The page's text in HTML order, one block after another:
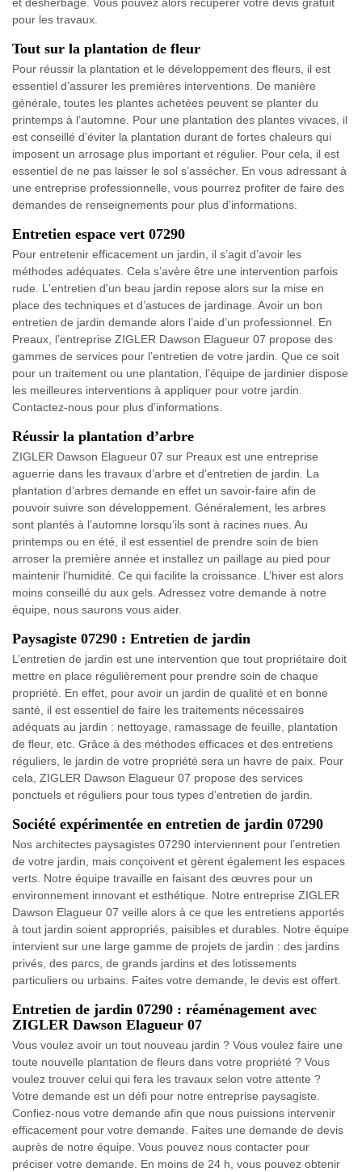
et désherbage. Vous pouvez alors récupérer votre devis gratuit
pour les travaux.
Tout sur la plantation de fleur
Pour réussir la plantation et le développement des fleurs, il est
essentiel d’assurer les premières interventions. De manière
générale, toutes les plantes achetées peuvent se planter du
printemps à l’automne. Pour une plantation des plantes vivaces, il
est conseillé d’éviter la plantation durant de fortes chaleurs qui
imposent un arrosage plus important et régulier. Pour cela, il est
essentiel de ne pas laisser le sol s’assécher. En vous adressant à
une entreprise professionnelle, vous pourrez profiter de faire des
demandes de renseignements pour plus d’informations.
Entretien espace vert 07290
Pour entretenir efficacement un jardin, il s’agit d’avoir les
méthodes adéquates. Cela s’avère être une intervention parfois
rude. L'entretien d'un beau jardin repose alors sur la mise en
place des techniques et d’astuces de jardinage. Avoir un bon
entretien de jardin demande alors l’aide d’un professionnel. En
Preaux, l’entreprise ZIGLER Dawson Elagueur 07 propose des
gammes de services pour l’entretien de votre jardin. Que ce soit
pour un traitement ou une plantation, l’équipe de jardinier dispose
les meilleures interventions à appliquer pour votre jardin.
Contactez-nous pour plus d’informations.
Réussir la plantation d’arbre
ZIGLER Dawson Elagueur 07 sur Preaux est une entreprise
aguerrie dans les travaux d’arbre et d’entretien de jardin. La
plantation d’arbres demande en effet un savoir-faire afin de
pouvoir suivre son développement. Généralement, les arbres
sont plantés à l’automne lorsqu’ils sont à racines nues. Au
printemps ou en été, il est essentiel de prendre soin de bien
arroser la première année et installez un paillage au pied pour
maintenir l’humidité. Ce qui facilite la croissance. L’hiver est alors
moins conseillé du aux gels. Adressez votre demande à notre
équipe, nous saurons vous aider.
Paysagiste 07290 : Entretien de jardin
L’entretien de jardin est une intervention que tout propriétaire doit
mettre en place régulièrement pour prendre soin de chaque
propriété. En effet, pour avoir un jardin de qualité et en bonne
santé, il est essentiel de faire les traitements nécessaires
adéquats au jardin : nettoyage, ramassage de feuille, plantation
de fleur, etc. Grâce à des méthodes efficaces et des entretiens
réguliers, le jardin de votre propriété sera un havre de paix. Pour
cela, ZIGLER Dawson Elagueur 07 propose des services
ponctuels et réguliers pour tous types d’entretien de jardin.
Société expérimentée en entretien de jardin 07290
Nos architectes paysagistes 07290 interviennent pour l’entretien
de votre jardin, mais conçoivent et gèrent également les espaces
verts. Notre équipe travaille en faisant des œuvres pour un
environnement innovant et esthétique. Notre entreprise ZIGLER
Dawson Elagueur 07 veille alors à ce que les entretiens apportés
à tout jardin soient appropriés, paisibles et durables. Notre équipe
intervient sur une large gamme de projets de jardin : des jardins
privés, des parcs, de grands jardins et des lotissements
particuliers ou urbains. Faites votre demande, le devis est offert.
Entretien de jardin 07290 : réaménagement avec
ZIGLER Dawson Elagueur 07
Vous voulez avoir un tout nouveau jardin ? Vous voulez faire une
toute nouvelle plantation de fleurs dans votre propriété ? Vous
voulez trouver celui qui fera les travaux selon votre attente ?
Votre demande est un défi pour notre entreprise paysagiste.
Confiez-nous votre demande afin que nous puissions intervenir
efficacement pour votre demande. Faites une demande de devis
auprès de notre équipe. Vous pouvez nous contacter pour
préciser votre demande. En moins de 24 h, vous pouvez obtenir